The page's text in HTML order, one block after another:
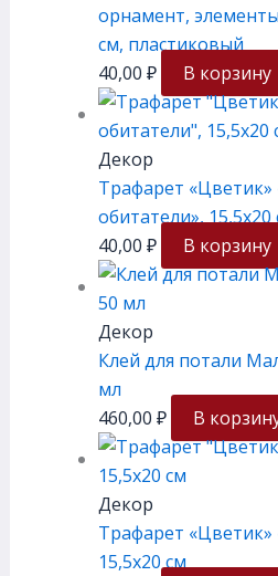
орнамент,
см, плаcтиковый
40,00 ₽ В корзину
Декор
Трафарет
обитатели», 15,5х20
40,00 ₽ В корзину
Декор
Клей для потали
мл
460,00 ₽ В
Декор
Трафарет «Цветик»
15,5х20 см